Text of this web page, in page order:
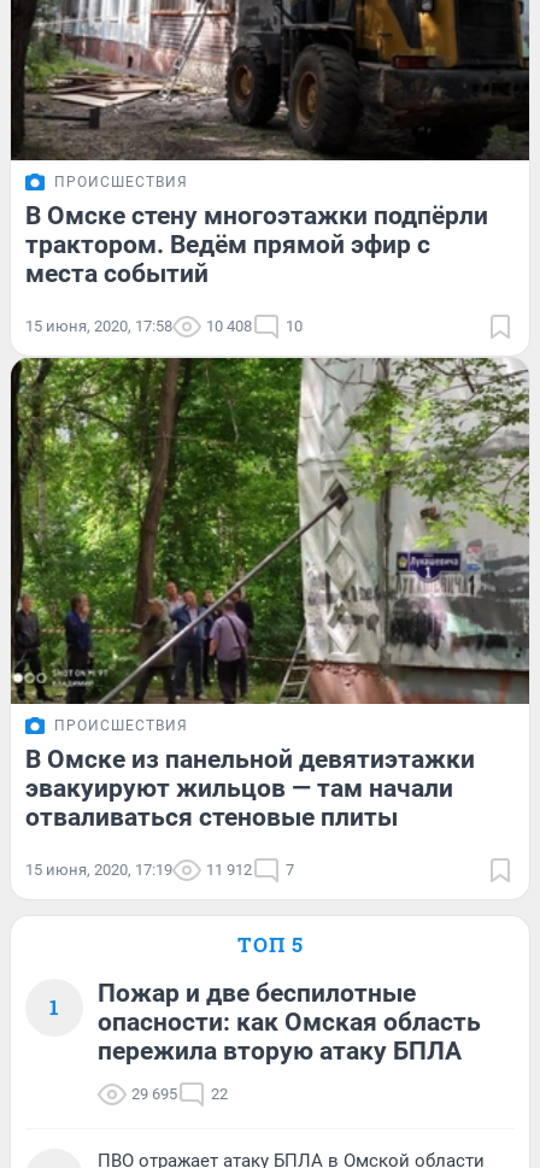
ПРОИСШЕСТВИЯ
В Омске стену многоэтажки подпёрли
трактором. Ведём прямой эфир с
места событий
15 июня, 2020, 17:58 10 408 10
ПРОИСШЕСТВИЯ
В Омске из панельной девятиэтажки
эвакуируют жильцов — там начали
отваливаться стеновые плиты
15 июня, 2020, 17:19 11 912 7
ТОП 5
1
Пожар и две беспилотные
опасности: как Омская область
пережила вторую атаку БПЛА
29 695 22
ПВО отражает атаку БПЛА в Омской области